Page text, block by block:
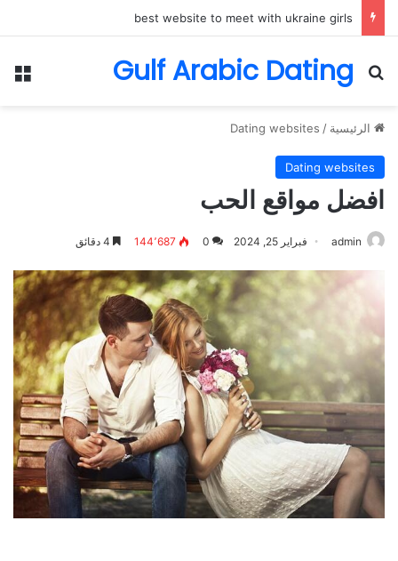
best website to meet with ukraine girls
Gulf Arabic Dating
بحث عن
الرئيسية /
Dating websites
Dating websites
افضل مواقع الحب
admin فبراير 25, 2024 0 144٬687